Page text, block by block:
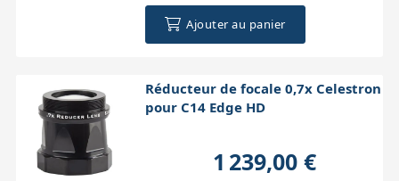
Ajouter au panier
Réducteur de focale 0,7x Celestron
pour C14 Edge HD
1 239,00 €